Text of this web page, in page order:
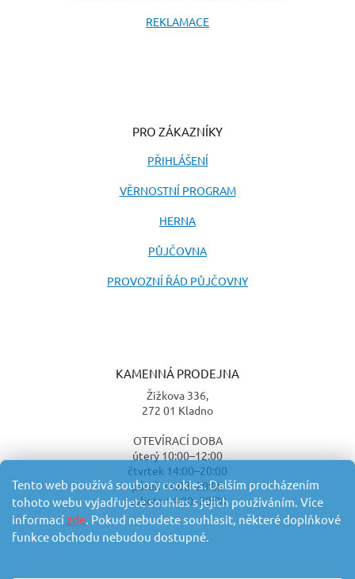
Tento web používá soubory cookies. Dalším procházením
tohoto webu vyjadřujete souhlas s jejich používáním. Více
informacízde. Pokud nebudete souhlasit, některé doplňkové
funkce obchodu nebudou dostupné.
REKLAMACE
PRO ZÁKAZNÍKY
PŘIHLÁŠENÍ
VĚRNOSTNÍ PROGRAM
HERNA
PŮJČOVNA
PROVOZNÍ ŘÁD PŮJČOVNY
KAMENNÁ PRODEJNA
Žižkova 336,
272 01 Kladno
OTEVÍRACÍ DOBA
úterý 10:00–12:00
čtvrtek 14:00–20:00
pátek 14:00–20:00
sobota 14:00–20:00